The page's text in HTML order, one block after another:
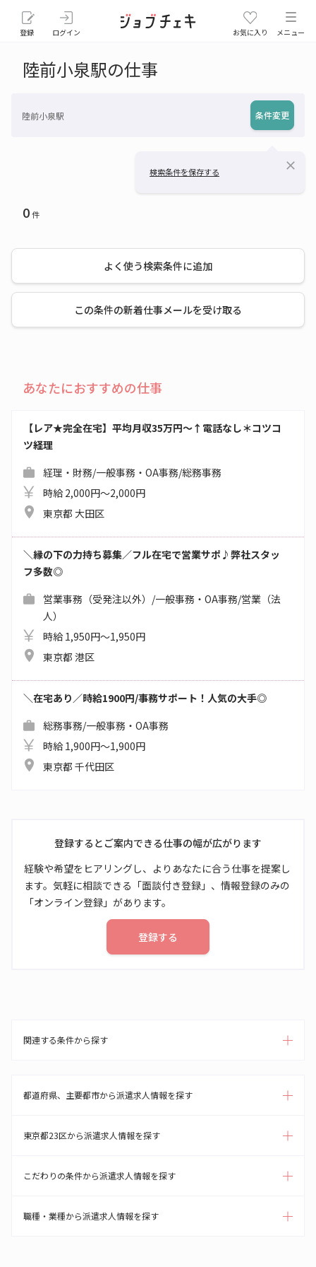
登録 ログイン お気に入り メニュー
陸前小泉駅の仕事
陸前小泉駅 条件変更
検索条件を保存する close
0件
よく使う検索条件に追加
この条件の新着仕事メールを受け取る
あなたにおすすめの仕事
【レア★完全在宅】平均月収35万円～↑電話なし＊コツコ
ツ経理
経理・財務/一般事務・OA事務/総務事務
時給 2,000円～2,000円
東京都 大田区
＼縁の下の力持ち募集／フル在宅で営業サポ♪弊社スタッ
フ多数◎
営業事務（受発注以外）/一般事務・OA事務/営業（法
人）
時給 1,950円～1,950円
東京都 港区
＼在宅あり／時給1900円/事務サポート！人気の大手◎
総務事務/一般事務・OA事務
時給 1,900円～1,900円
東京都 千代田区
登録するとご案内できる仕事の幅が広がります
経験や希望をヒアリングし、よりあなたに合う仕事を提案し
ます。気軽に相談できる「面談付き登録」、情報登録のみの
「オンライン登録」があります。
登録する
関連する条件から探す
都道府県、主要都市から派遣求人情報を探す
東京都23区から派遣求人情報を探す
こだわりの条件から派遣求人情報を探す
職種・業種から派遣求人情報を探す